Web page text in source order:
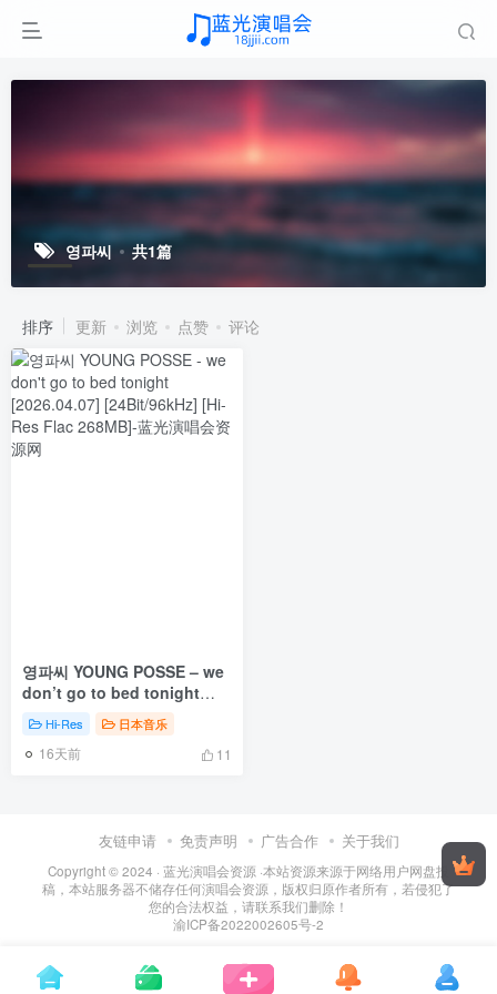
영파씨 共1篇
排序 更新 浏览 点赞 评论
영파씨 YOUNG POSSE – we
don’t go to bed tonight
[2026.04.07] [24Bit/96kHz]
[Hi-Res Flac 268MB]
Hi-Res 日本音乐
16天前 11
友链申请 免责声明 广告合作 关于我们
Copyright © 2024 · 蓝光演唱会资源 ·本站资源来源于网络用户网盘投
稿，本站服务器不储存任何演唱会资源，版权归原作者所有，若侵犯了
您的合法权益，请联系我们删除！
渝ICP备2022002605号-2